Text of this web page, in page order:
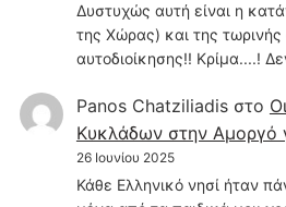
Δυστυχώς αυτή είναι η
της Χώρας) και της τωρινής
αυτοδιοίκησης!! Κρίμα....!
Panos Chatziliadisστο
Κυκλάδων στην Αμοργό
26 Ιουνίου 2025
Κάθε Ελληνικό νησί ήταν